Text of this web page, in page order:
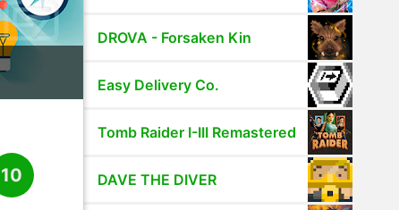
10
DROVA - Forsaken Kin
Easy Delivery Co.
Tomb Raider I-III Remastered
DAVE THE DIVER